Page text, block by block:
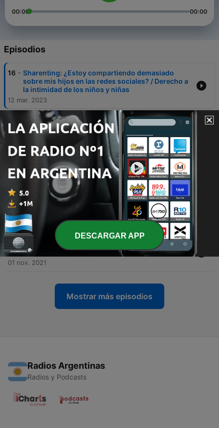
00:00 00:00
Episodios
16 - Sharenting: ¿Estoy compartiendo demasiado
sobre mis hijos en las redes sociales? / Derecho a
la intimidad de los niños y niñas
12 mar. 2023
Embargo y secuestro de mascotas, y concepto de
familia multi especie en Colombia
14 - Violencia de género digital en Colombia
23 feb. 2023
13 - Límites al derecho a la libertad de expresión en
internet: ¿Qué hacer si mi derecho a la honra y al
buen nombre están siendo vulnerados o
afectados a través de redes sociales?
04 abr. 2022
12 - CAP 3 : Proceso Campus France para obtener la
visa de estudiante
01 nov. 2021
Mostrar más episodios
Radios Argentinas
Radios y Podcasts
DESCARGAR APP